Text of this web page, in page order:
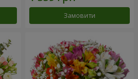
Замовити